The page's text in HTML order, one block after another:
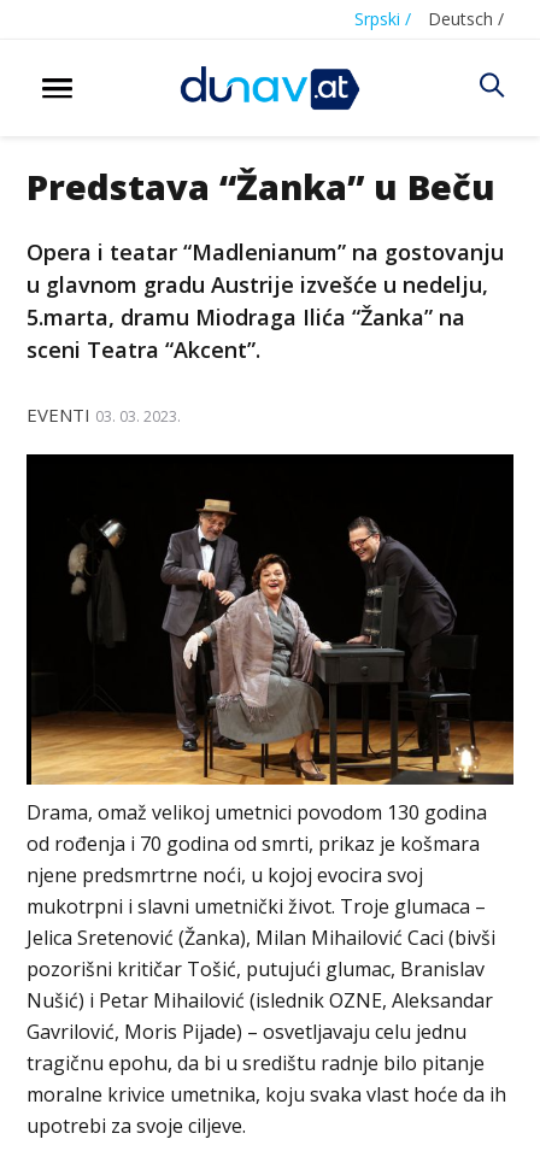
Srpski / Deutsch /
Predstava “Žanka” u Beču
Opera i teatar “Madlenianum” na gostovanju
u glavnom gradu Austrije izvešće u nedelju,
5.marta, dramu Miodraga Ilića “Žanka” na
sceni Teatra “Akcent”.
EVENTI 03. 03. 2023.
Drama, omaž velikoj umetnici povodom 130 godina
od rođenja i 70 godina od smrti, prikaz je košmara
njene predsmrtrne noći, u kojoj evocira svoj
mukotrpni i slavni umetnički život. Troje glumaca –
Jelica Sretenović (Žanka), Milan Mihailović Caci (bivši
pozorišni kritičar Tošić, putujući glumac, Branislav
Nušić) i Petar Mihailović (islednik OZNE, Aleksandar
Gavrilović, Moris Pijade) – osvetljavaju celu jednu
tragičnu epohu, da bi u središtu radnje bilo pitanje
moralne krivice umetnika, koju svaka vlast hoće da ih
upotrebi za svoje ciljeve.